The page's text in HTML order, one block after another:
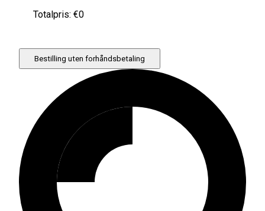
Totalpris: €0
Bestilling uten forhåndsbetaling